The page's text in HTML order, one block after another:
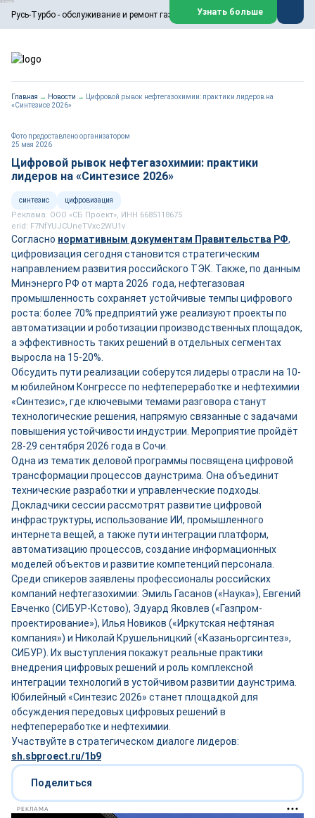
Русь-Турбо - обслуживание и ремонт газовых паровых турбин
ООО «Русь-Турбо» занимается сервисом газовых и паровых
турбин, комплексным ремонтом, восстановлением,
техническим обслуживанием оборудования ТЭС,
работают на нефтегазовых, нефтехимических,
металлургических и других предприятиях.
Реклама. ООО «Русь-Турбо», ИНН 7802588950
erid: F7NfYUJCUneVdwPs4znf
Узнать больше
Главная → Новости →
Цифровой рывок нефтегазохимии: практики лидеров на
«Синтезисе 2026»
25 мая 2026
Фото предоставлено организатором
Цифровой рывок нефтегазохимии: практики
лидеров на «Синтезисе 2026»
синтезис цифровизация
Реклама. ООО «СБ Проект», ИНН 6685118675
erid: F7NfYUJCUneTVxc2WU1v
Согласно нормативным документам Правительства РФ,
цифровизация сегодня становится стратегическим
направлением развития российского ТЭК. Также, по данным
Минэнерго РФ от марта 2026 года, нефтегазовая
промышленность сохраняет устойчивые темпы цифрового
роста: более 70% предприятий уже реализуют проекты по
автоматизации и роботизации производственных площадок,
а эффективность таких решений в отдельных сегментах
выросла на 15-20%.
Обсудить пути реализации соберутся лидеры отрасли на 10-
м юбилейном Конгрессе по нефтепереработке и нефтехимии
«Синтезис», где ключевыми темами разговора станут
технологические решения, напрямую связанные с задачами
повышения устойчивости индустрии. Мероприятие пройдёт
28-29 сентября 2026 года в Сочи.
Одна из тематик деловой программы посвящена цифровой
трансформации процессов даунстрима. Она объединит
технические разработки и управленческие подходы.
Докладчики сессии рассмотрят развитие цифровой
инфраструктуры, использование ИИ, промышленного
интернета вещей, а также пути интеграции платформ,
автоматизацию процессов, создание информационных
моделей объектов и развитие компетенций персонала.
Среди спикеров заявлены профессионалы российских
компаний нефтегазохимии: Эмиль Гасанов («Наука»), Евгений
Евченко (СИБУР-Кстово), Эдуард Яковлев («Газпром-
проектирование»), Илья Новиков («Иркутская нефтяная
компания») и Николай Крушельницкий («Казаньоргсинтез»,
СИБУР). Их выступления покажут реальные практики
внедрения цифровых решений и роль комплексной
интеграции технологий в устойчивом развитии даунстрима.
Юбилейный «Синтезис 2026» станет площадкой для
обсуждения передовых цифровых решений в
нефтепереработке и нефтехимии.
Участвуйте в стратегическом диалоге лидеров:
sh.sbproect.ru/1b9
Поделиться
РЕКЛАМА